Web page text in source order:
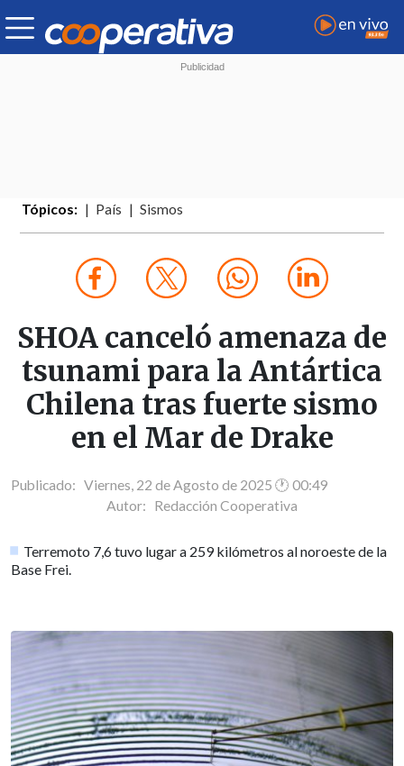
Tópicos: País Sismos
SHOA canceló amenaza de
tsunami para la Antártica
Chilena tras fuerte sismo
en el Mar de Drake
Publicado: Viernes, 22 de Agosto de 2025 🕐 00:49
Autor: Redacción Cooperativa
Terremoto 7,6 tuvo lugar a 259 kilómetros al noroeste de la
Base Frei.